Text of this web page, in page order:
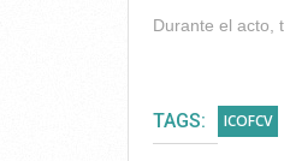
Durante el acto,
TAGS: ICOFCV